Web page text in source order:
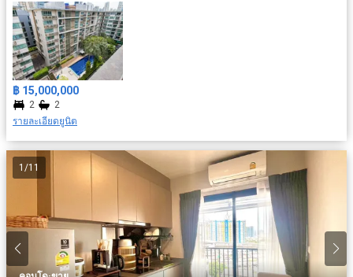
฿ 15,000,000
2
2
รายละเอียดยูนิต
1 /11